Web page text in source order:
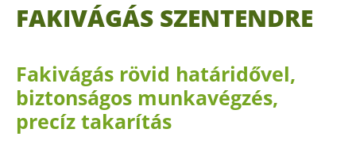
FAKIVÁGÁS SZENTENDRE
Fakivágás rövid határidővel,
biztonságos munkavégzés,
precíz takarítás